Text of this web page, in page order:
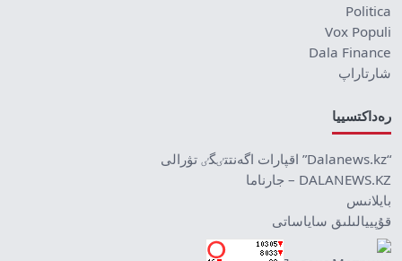
Politica
Vox Populi
Dala Finance
شارتاراپ
رەداكتسييا
“Dalanews.kz” اقپارات اگەنتتٸگٸ تۋرالى
DALANEWS.KZ – جارناما
بايلانىس
قۇپييالىلىق ساياساتى